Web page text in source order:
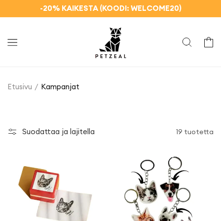
sisältöön
-20% KAIKESTA (KOODI: WELCOME20)
Kori
Etusivu Kampanjat
Suodattaa ja lajitella 19 tuotetta